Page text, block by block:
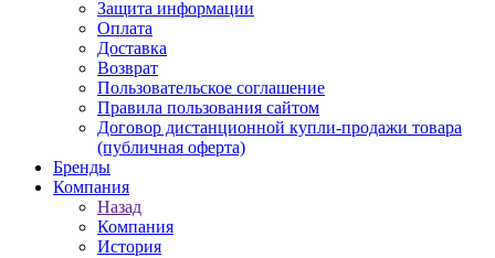
Защита информации
Оплата
Доставка
Возврат
Пользовательское соглашение
Правила пользования сайтом
Договор дистанционной купли-продажи товара
(публичная оферта)
Бренды
Компания
Назад
Компания
История